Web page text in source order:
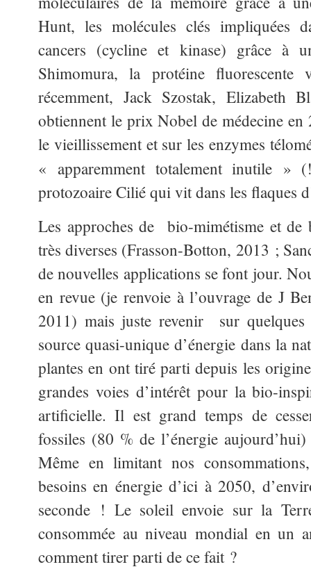
Hunt, les molécules clés impliquées
cancers (cycline et kinase) grâce à
Shimomura, la protéine
récemment, Jack Szostak, Elizabeth
obtiennent le prix Nobel de médecine
le vieillissement et sur les enzymes
« apparemment totalement inutile
protozoaire Cilié qui vit dans les flaques
Les approches de bio-mimétisme et de
très diverses (Frasson-Botton, 2013 ;
de nouvelles applications se font jour.
en revue (je renvoie à l’ouvrage de J
2011) mais juste revenir sur quelques
source quasi-unique d’énergie dans la
plantes en ont tiré parti depuis les
grandes voies d’intérêt pour la bio-
artificielle. Il est grand temps de
fossiles (80 % de l’énergie
Même en limitant nos
besoins en énergie d’ici à 2050,
seconde ! Le soleil envoie sur la
consommée au niveau mondial en un
comment tirer parti de ce fait ?